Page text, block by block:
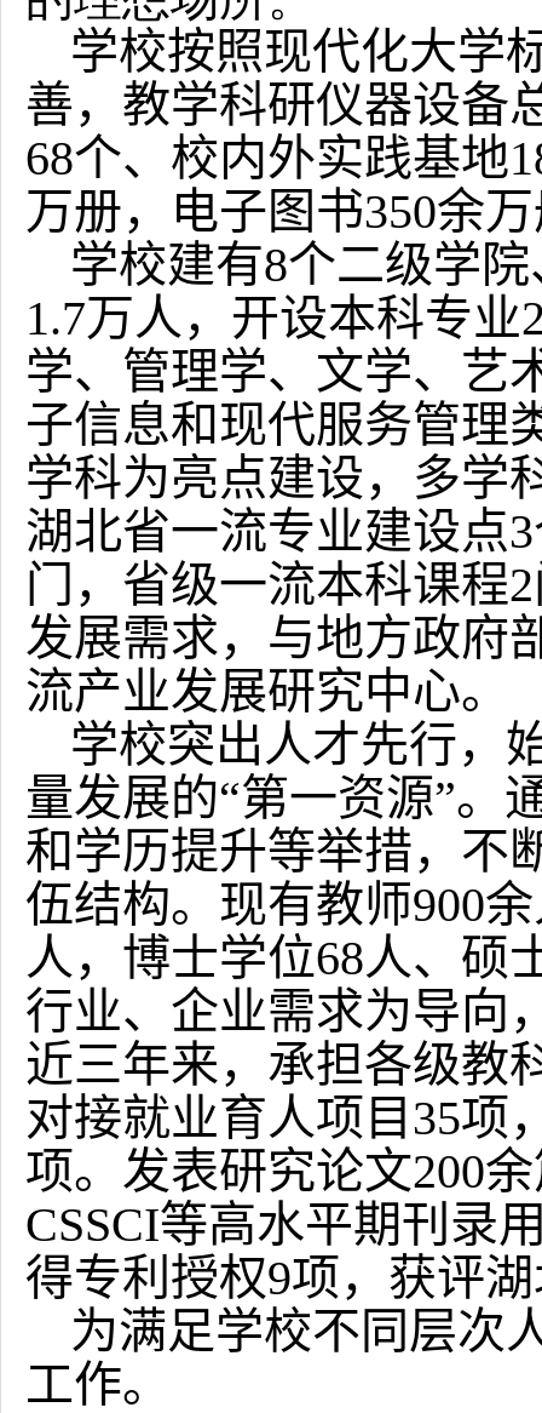
学校按照现代化大学
善，教学科研仪器设备
68个、校内外实践基地
万册，电子图书350余
学校建有8个二级学
1.7万人，开设本科专
学、管理学、文学、艺
子信息和现代服务管理
学科为亮点建设，多学
湖北省一流专业建设点
门，省级一流本科课程
发展需求，与地方政府
流产业发展研究中心。
学校突出人才先行，
量发展的“第一资源”。
和学历提升等举措，不
伍结构。现有教师900
人，博士学位68人、硕
行业、企业需求为导向
近三年来，承担各级教
对接就业育人项目35项
项。发表研究论文200
CSSCI等高水平期刊录
得专利授权9项，获评
为满足学校不同层次
工作。